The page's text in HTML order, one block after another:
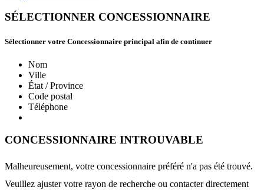
SÉLECTIONNER CONCESSIONNAIRE
Sélectionner votre Concessionnaire principal afin de continuer
Nom
Ville
État / Province
Code postal
Téléphone
CONCESSIONNAIRE INTROUVABLE
Malheureusement, votre concessionnaire préféré n'a pas été trouvé.
Veuillez ajuster votre rayon de recherche ou contacter directement